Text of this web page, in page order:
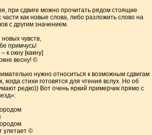
при сдвиге можно прочитать рядом стоящие
части как новые слова, либо разложить слово на
с другим значением.
чувств,
примчусь!
к окну [какну]
весну! ©
нужно относиться к возможным сдвигам
когда стихи готовятся для чтения вслух. Но об
редко)) Вот очень яркий примерчик прямо с
улетает ©